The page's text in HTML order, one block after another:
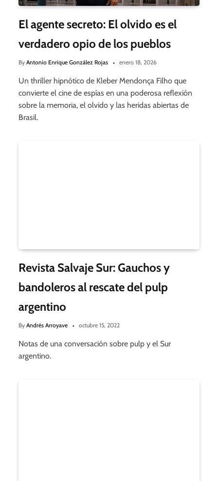
El agente secreto: El olvido es el
verdadero opio de los pueblos
By Antonio Enrique González Rojas enero 18, 2026
Un thriller hipnótico de Kleber Mendonça Filho que
convierte el cine de espías en una poderosa reflexión
sobre la memoria, el olvido y las heridas abiertas de
Brasil.
Revista Salvaje Sur: Gauchos y
bandoleros al rescate del pulp
argentino
By Andrés Arroyave octubre 15, 2022
Notas de una conversación sobre pulp y el Sur
argentino.